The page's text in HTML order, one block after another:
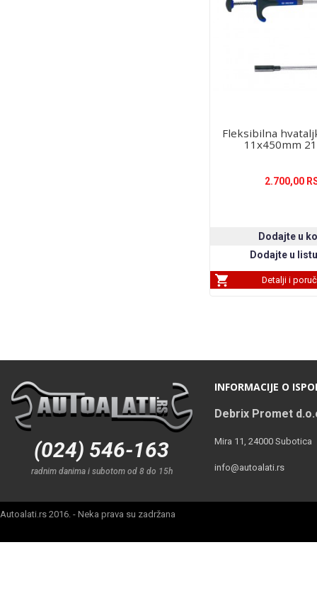
Fleksibilna
11x450mm
2.700,00
Detalji i
(024) 546-163
radnim danima i subotom od 8 do 15h
INFORMACIJE O
Debrix Promet
Mira 11, 24000 Subotica
info@autoalati.rs
Autoalati.rs 2016. - Neka prava su zadržana